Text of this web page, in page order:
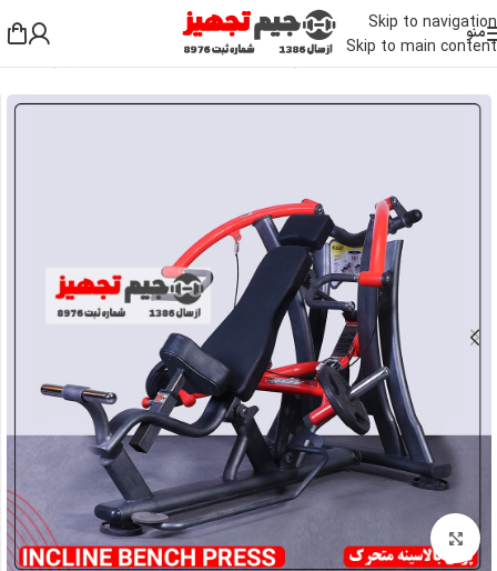
Skip to navigation
Skip to main content
منو
دستگاه بدنسازی باشگاهی/دستگاه بدنسازی بالا تنه
بزرگنمایی تصویر